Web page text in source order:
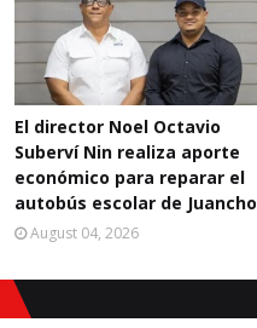
El director Noel Octavio
Suberví Nin realiza aporte
económico para reparar el
autobús escolar de Juancho
August 04, 2026